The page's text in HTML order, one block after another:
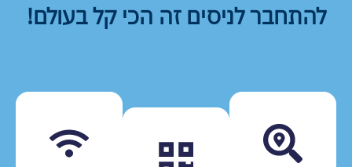
להתחבר לניסים זה הכי קל בעולם!